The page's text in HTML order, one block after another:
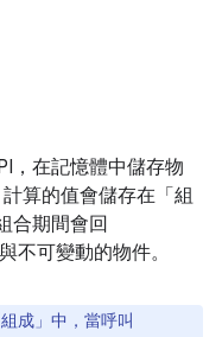
，在記憶體中儲存物
計算的值會儲存在「組
合期間會回
不可變動的物件。
成」中，當呼叫